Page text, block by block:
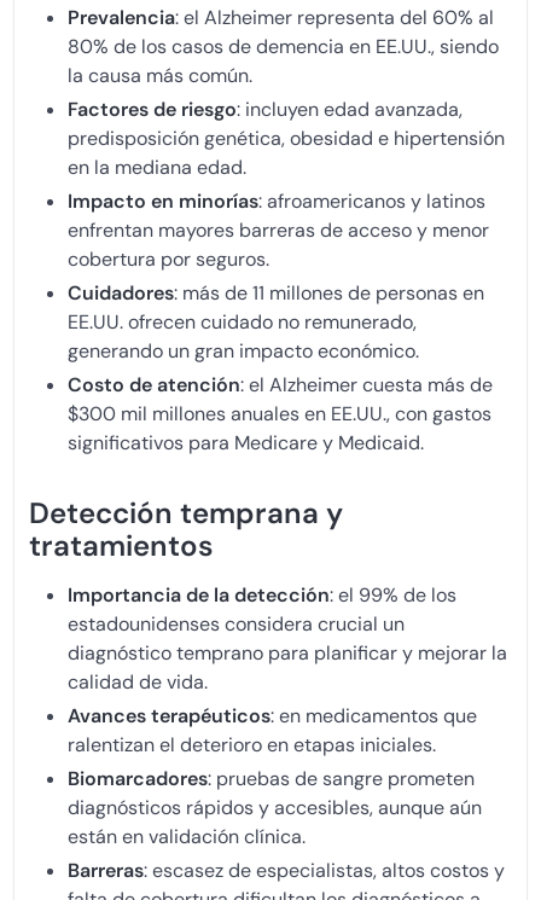
Prevalencia: el Alzheimer representa del 60% al
80% de los casos de demencia en EE.UU., siendo
la causa más común.
Factores de riesgo: incluyen edad avanzada,
predisposición genética, obesidad e hipertensión
en la mediana edad.
Impacto en minorías: afroamericanos y latinos
enfrentan mayores barreras de acceso y menor
cobertura por seguros.
Cuidadores: más de 11 millones de personas en
EE.UU. ofrecen cuidado no remunerado,
generando un gran impacto económico.
Costo de atención: el Alzheimer cuesta más de
$300 mil millones anuales en EE.UU., con gastos
significativos para Medicare y Medicaid.
Detección temprana y
tratamientos
Importancia de la detección: el 99% de los
estadounidenses considera crucial un
diagnóstico temprano para planificar y mejorar la
calidad de vida.
Avances terapéuticos: en medicamentos que
ralentizan el deterioro en etapas iniciales.
Biomarcadores: pruebas de sangre prometen
diagnósticos rápidos y accesibles, aunque aún
están en validación clínica.
Barreras: escasez de especialistas, altos costos y